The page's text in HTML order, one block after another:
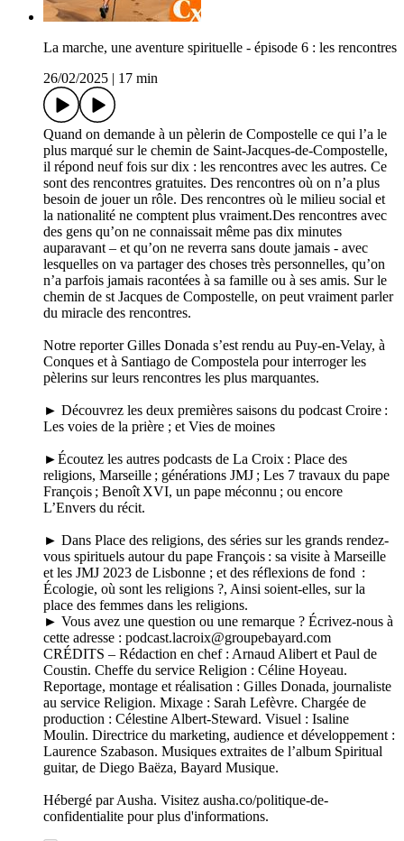
La marche, une aventure spirituelle - épisode 6 : les rencontres
26/02/2025
17 min
Quand on demande à un pèlerin de Compostelle ce qui l’a le
plus marqué sur le chemin de Saint-Jacques-de-Compostelle,
il répond neuf fois sur dix : les rencontres avec les autres. Ce
sont des rencontres gratuites. Des rencontres où on n’a plus
besoin de jouer un rôle. Des rencontres où le milieu social et
la nationalité ne comptent plus vraiment.Des rencontres avec
des gens qu’on ne connaissait même pas dix minutes
auparavant – et qu’on ne reverra sans doute jamais - avec
lesquelles on va partager des choses très personnelles, qu’on
n’a parfois jamais racontées à sa famille ou à ses amis. Sur le
chemin de st Jacques de Compostelle, on peut vraiment parler
du miracle des rencontres.
Notre reporter Gilles Donada s’est rendu au Puy-en-Velay, à
Conques et à Santiago de Compostela pour interroger les
pèlerins sur leurs rencontres les plus marquantes.
► Découvrez les deux premières saisons du podcast Croire :
Les voies de la prière ; et Vies de moines
►Écoutez les autres podcasts de La Croix : Place des
religions, Marseille ; générations JMJ ; Les 7 travaux du pape
François ; Benoît XVI, un pape méconnu ; ou encore
L’Envers du récit.
► Dans Place des religions, des séries sur les grands rendez-
vous spirituels autour du pape François : sa visite à Marseille
et les JMJ 2023 de Lisbonne ; et des réflexions de fond :
Écologie, où sont les religions ?, Ainsi soient-elles, sur la
place des femmes dans les religions.
► Vous avez une question ou une remarque ? Écrivez-nous à
cette adresse : podcast.lacroix@groupebayard.com
CRÉDITS – Rédaction en chef : Arnaud Alibert et Paul de
Coustin. Cheffe du service Religion : Céline Hoyeau.
Reportage, montage et réalisation : Gilles Donada, journaliste
au service Religion. Mixage : Sarah Lefèvre. Chargée de
production : Célestine Albert-Steward. Visuel : Isaline
Moulin. Directrice du marketing, audience et développement :
Laurence Szabason. Musiques extraites de l’album Spiritual
guitar, de Diego Baëza, Bayard Musique.
Hébergé par Ausha. Visitez ausha.co/politique-de-
confidentialite pour plus d'informations.